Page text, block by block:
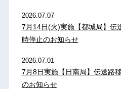
2026.07.07
7月14日(火)実施【都城局】伝
時停止のお知らせ
2026.07.01
7月8日実施【日南局】伝送路
のお知らせ